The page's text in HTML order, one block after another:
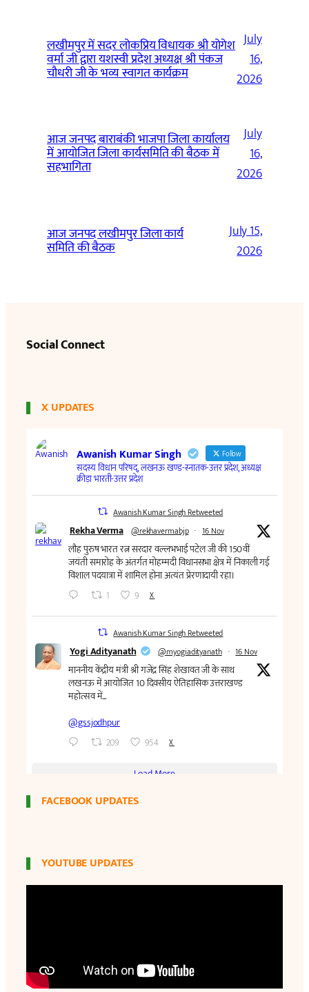
लखीमपुर में सदर लोकप्रिय विधायक श्री योगेश
वर्मा जी द्वारा यशस्वी प्रदेश अध्यक्ष श्री पंकज
चौधरी जी के भव्य स्वागत कार्यक्रम
July
16,
2026
आज जनपद बाराबंकी भाजपा जिला कार्यालय
में आयोजित जिला कार्यसमिति की बैठक में
सहभागिता
July
16,
2026
आज जनपद लखीमपुर जिला कार्य
समिति की बैठक
July 15,
2026
Social Connect
X UPDATES
FACEBOOK UPDATES
YOUTUBE UPDATES